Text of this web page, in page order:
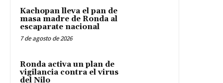
Kachopan lleva el pan de
masa madre de Ronda al
escaparate nacional
7 de agosto de 2026
Ronda activa un plan de
vigilancia contra el virus
del Nilo